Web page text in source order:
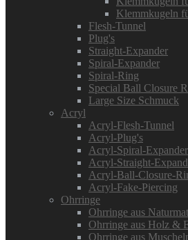
Klemmkugeln
Flesh-Tunnel
Plug's
Straight-Expander
Spiral-Expander
Spiral-Ring
Special Ball Closure
Large Size Schmuck
Acryl
Acryl-Flesh-Tunnel
Acryl-Plug's
Acryl-Spiral-Expander
Acryl-Straight-
Acryl-Ball-Closure-
Acryl-Fake-Piercing
Ohrringe
Ohrringe aus
Ohrringe aus Holz &
Ohrringe aus